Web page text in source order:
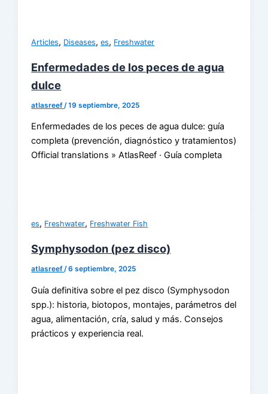
Articles, Diseases,es, Freshwater
Enfermedades de los peces de agua
dulce
atlasreef/19 septiembre, 2025
Enfermedades de los peces de agua dulce: guía
completa (prevención, diagnóstico y tratamientos)
Official translations » AtlasReef · Guía completa
es, Freshwater, Freshwater Fish
Symphysodon (pez disco)
atlasreef/6 septiembre, 2025
Guía definitiva sobre el pez disco (Symphysodon
spp.): historia, biotopos, montajes, parámetros del
agua, alimentación, cría, salud y más. Consejos
prácticos y experiencia real.